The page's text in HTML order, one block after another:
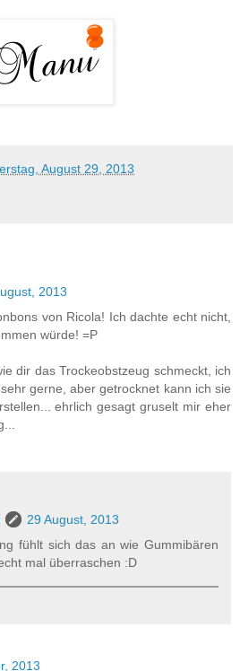
August 29, 2013
2013
von Ricola! Ich dachte echt nicht,
würde! =P
dir das Trockeobstzeug schmeckt, ich
gerne, aber getrocknet kann ich sie
ehrlich gesagt gruselt mir eher
29 August, 2013
fühlt sich das an wie Gummibären
mal überraschen :D
2013